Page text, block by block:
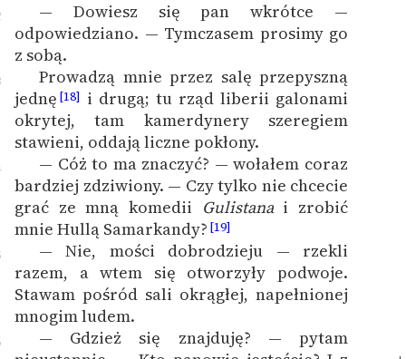
— Dowiesz się pan wkrótce —
odpowiedziano. — Tymczasem prosimy go
z sobą.
Prowadzą mnie przez salę przepyszną
jednę [18] i drugą; tu rząd liberii galonami
okrytej, tam kamerdynery szeregiem
stawieni, oddają liczne pokłony.
— Cóż to ma znaczyć? — wołałem coraz
bardziej zdziwiony. — Czy tylko nie chcecie
grać ze mną komedii Gulistanai zrobić
mnie Hullą Samarkandy? [19]
— Nie, mości dobrodzieju — rzekli
razem, a wtem się otworzyły podwoje.
Stawam pośród sali okrągłej, napełnionej
mnogim ludem.
— Gdzież się znajduję? — pytam